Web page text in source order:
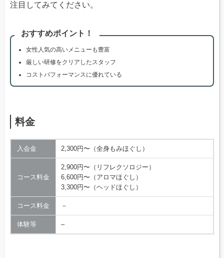
注目してみてください。
おすすめポイント！
女性人気の高いメニューも豊富
厳しい研修をクリアしたスタッフ
コストパフォーマンスに優れている
料金
入会金 2,300円〜（全身もみほぐし）
コース料金
2,900円〜（リフレクソロジー）
6,600円〜（アロマほぐし）
3,300円〜（ヘッドほぐし）
コース料金 －
体験等 –